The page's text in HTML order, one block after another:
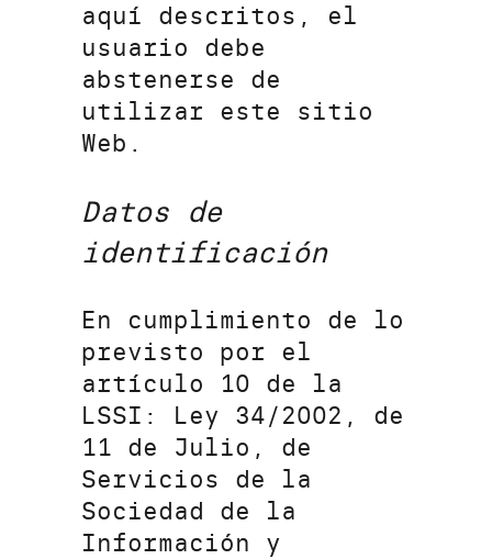
aquí descritos, el
usuario debe
abstenerse de
utilizar este sitio
Web.
Datos de
identificación
En cumplimiento de lo
previsto por el
artículo 10 de la
LSSI: Ley 34/2002, de
11 de Julio, de
Servicios de la
Sociedad de la
Información y